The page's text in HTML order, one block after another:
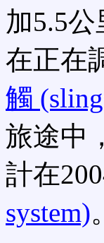
加5.5
在正在
觸
旅途中
計在
system)。